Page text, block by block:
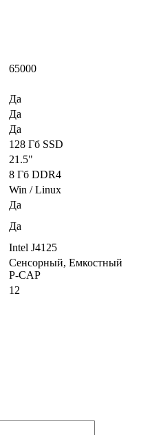
65000
Да
Да
Да
128 Гб SSD
21.5"
8 Гб DDR4
Win / Linux
Да
Да
Intel J4125
Сенсорный, Емкостный
P-CAP
12